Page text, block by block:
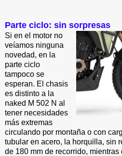
Parte ciclo: sin sorpresas
Si en el motor no
veíamos ninguna
novedad, en la
parte ciclo
tampoco se
esperan. El chasis
es distinto a la
naked M 502 N al
tener necesidades
más extremas
circulando por montaña o con
tubular en acero, la horquilla, sin
de 180 mm de recorrido, mientras